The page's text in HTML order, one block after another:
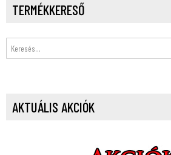
TERMÉKKERESŐ
AKTUÁLIS AKCIÓK